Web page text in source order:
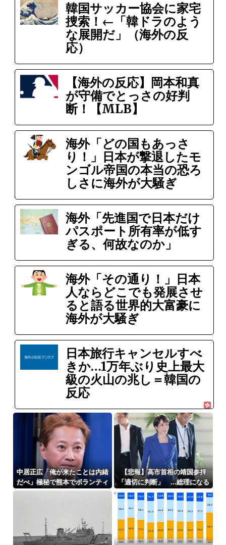
韓国サッカー協会に家宅
捜索！←「韓ドラのよう
な展開だ」（海外の反
応）
【海外の反応】岡本和真
が守備でとっさの好判
断！【MLB】
海外「どの国もあっさ
り！」日本が撃退したモ
ンゴル帝国の本当の恐ろ
しさに海外が大騒ぎ
海外「先進国で日本だけ
パスポート所有率が低す
ぎる、何故なのか」
海外「その通り！」日本
人ならどこでも発展させ
ると語る世界的大富豪に
海外が大騒ぎ
日本旅行キャンセルすべ
きか…1万年ぶり史上最大
級の火山の兆し＝韓国の
反応
中居正広「俺が来たことは内緒
だべ」極秘で熊本でボランティ
アをしていたｗｗｗｗｗ
【悲報】高市首相の靖国参拝
「適切に判断」 …総理になる
前の昨年は参拝